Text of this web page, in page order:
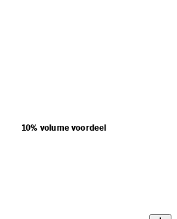
10% volume voordeel